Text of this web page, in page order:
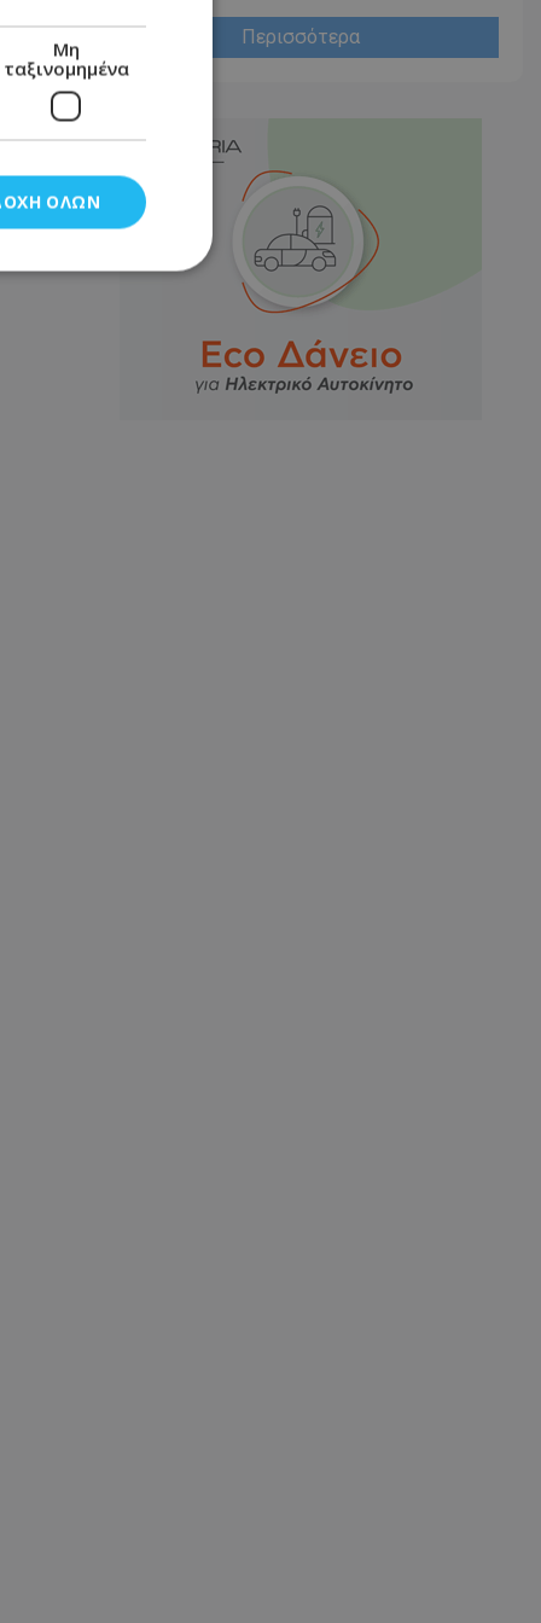
Περισσότερα
Μη
ταξινομημένα
ΌΛΩΝ
και τη
cookies.
το
του χρήστη
και
σύμφωνα με τον
των
από το
με τον τρόπο
που μπορεί να
χρήστης πριν
ότι
τιμώνται σε
σχετικά με
τους.
ανθρώπων
επωφελές
τους.
Cookie-
θυμάται τις
cookie
το
Script.com